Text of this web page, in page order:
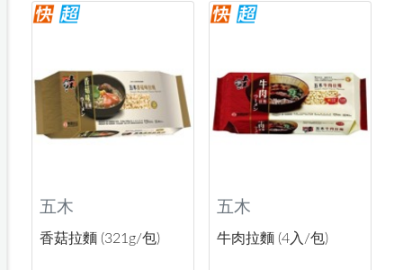
五木
香菇拉麵 (321g/包)
五木
牛肉拉麵 (4入/包)